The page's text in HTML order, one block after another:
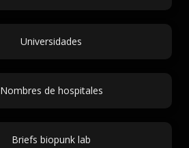
Universidades
Nombres de hospitales
Briefs biopunk lab